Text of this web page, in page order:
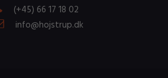
(+45) 66 17 18 02
info@hojstrup.dk